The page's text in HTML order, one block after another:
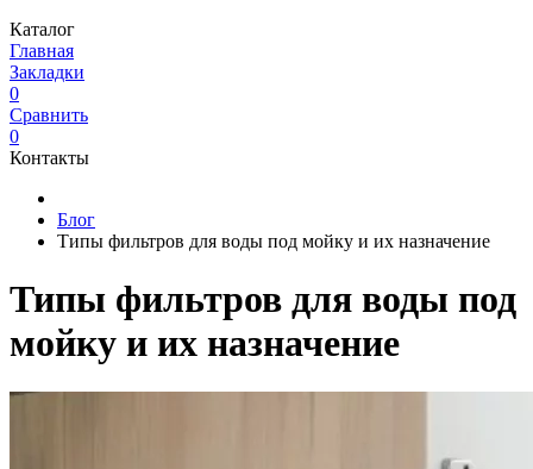
Каталог
Главная
Закладки
0
Сравнить
0
Контакты
Блог
Типы фильтров для воды под мойку и их назначение
Типы фильтров для воды под
мойку и их назначение